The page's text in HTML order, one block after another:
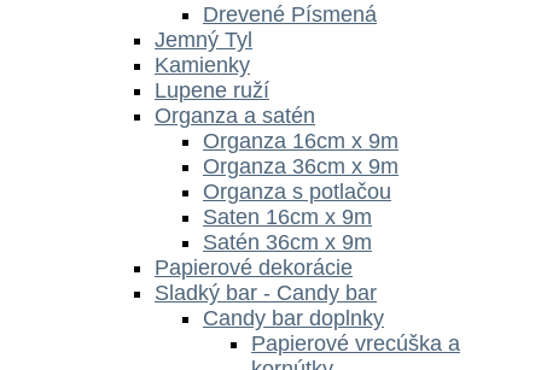
Drevené Písmená
Jemný Tyl
Kamienky
Lupene ruží
Organza a satén
Organza 16cm x 9m
Organza 36cm x 9m
Organza s potlačou
Saten 16cm x 9m
Satén 36cm x 9m
Papierové dekorácie
Sladký bar - Candy bar
Candy bar doplnky
Papierové vrecúška a